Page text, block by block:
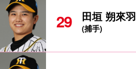
29 田垣 朔來羽
(捕手)